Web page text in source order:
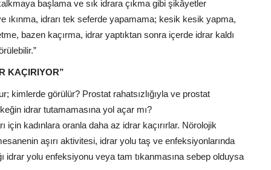
başlama ve sık idrara çıkma gibi şikâyetler
ıkınma, idrarı tek seferde yapamama; kesik kesik yapma,
bazen kaçırma, idrar yaptıktan sonra içerde idrar kaldı
KAÇIRIYOR”
kimlerde görülür? Prostat rahatsızlığıyla ve prostat
idrar tutamamasına yol açar mı?
kadınlara oranla daha az idrar kaçırırlar. Nörolojik
aşırı aktivitesi, idrar yolu taş ve enfeksiyonlarında
idrar yolu enfeksiyonu veya tam tıkanmasına sebep olduysa